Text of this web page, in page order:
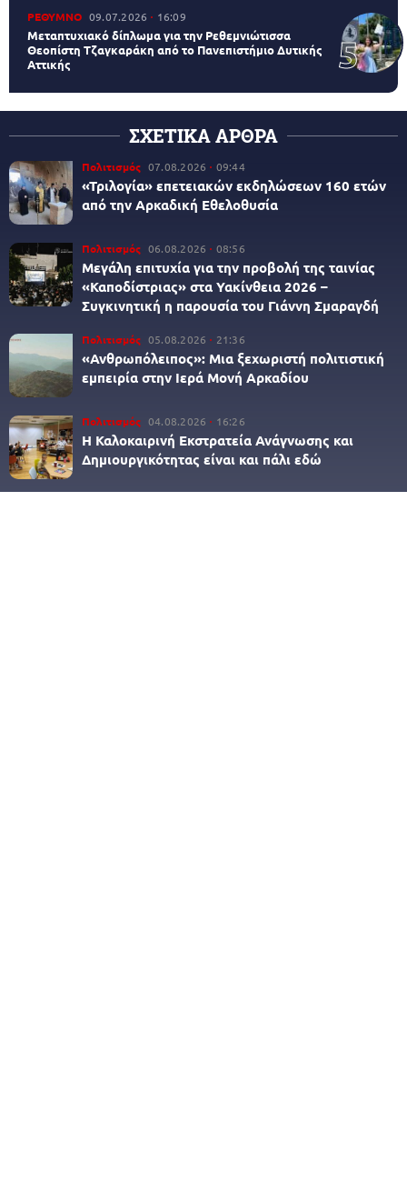
ΡΕΘΥΜΝΟ 09.07.2026 16:09
Μεταπτυχιακό δίπλωμα για την Ρεθεμνιώτισσα
Θεοπίστη Τζαγκαράκη από το Πανεπιστήμιο Δυτικής
Αττικής
ΣΧΕΤΙΚΑ ΑΡΘΡΑ
Πολιτισμός 07.08.2026 09:44
«Τριλογία» επετειακών εκδηλώσεων 160 ετών
από την Αρκαδική Εθελοθυσία
Πολιτισμός 06.08.2026 08:56
Μεγάλη επιτυχία για την προβολή της ταινίας
«Καποδίστριας» στα Υακίνθεια 2026 –
Συγκινητική η παρουσία του Γιάννη Σμαραγδή
Πολιτισμός 05.08.2026 21:36
«Ανθρωπόλειπος»: Μια ξεχωριστή πολιτιστική
εμπειρία στην Ιερά Μονή Αρκαδίου
Πολιτισμός 04.08.2026 16:26
Η Καλοκαιρινή Εκστρατεία Ανάγνωσης και
Δημιουργικότητας είναι και πάλι εδώ